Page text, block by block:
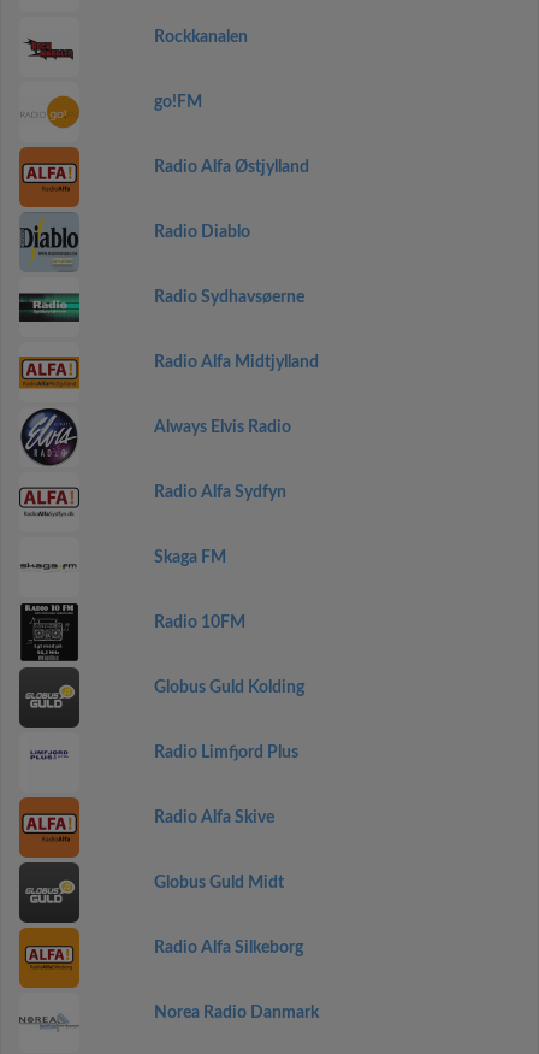
Rockkanalen
go!FM
Radio Alfa Østjylland
Radio Diablo
Radio Sydhavsøerne
Radio Alfa Midtjylland
Always Elvis Radio
Radio Alfa Sydfyn
Skaga FM
Radio 10FM
Globus Guld Kolding
Radio Limfjord Plus
Radio Alfa Skive
Globus Guld Midt
Radio Alfa Silkeborg
Norea Radio Danmark